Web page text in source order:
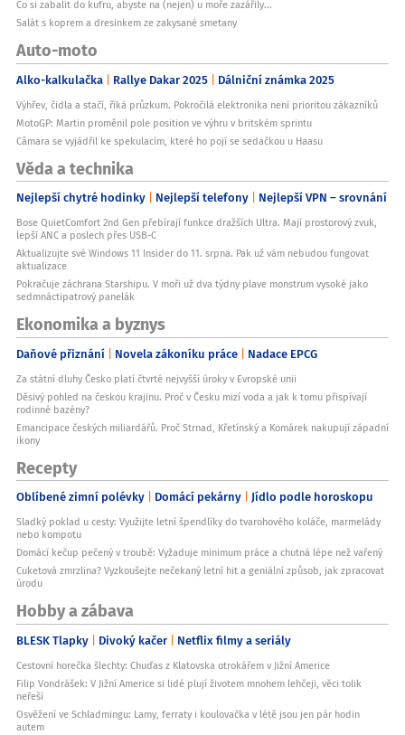
Co si zabalit do kufru, abyste na (nejen) u moře zazářily...
Salát s koprem a dresinkem ze zakysané smetany
Auto-moto
Alko-kalkulačka Rallye Dakar 2025 Dálniční známka 2025
Výhřev, čidla a stačí, říká průzkum. Pokročilá elektronika není prioritou zákazníků
MotoGP: Martin proměnil pole position ve výhru v britském sprintu
Câmara se vyjádřil ke spekulacím, které ho pojí se sedačkou u Haasu
Věda a technika
Nejlepší chytré hodinky Nejlepší telefony Nejlepší VPN – srovnání
Bose QuietComfort 2nd Gen přebírají funkce dražších Ultra. Mají prostorový zvuk,
lepší ANC a poslech přes USB-C
Aktualizujte své Windows 11 Insider do 11. srpna. Pak už vám nebudou fungovat
aktualizace
Pokračuje záchrana Starshipu. V moři už dva týdny plave monstrum vysoké jako
sedmnáctipatrový panelák
Ekonomika a byznys
Daňové přiznání Novela zákoníku práce Nadace EPCG
Za státní dluhy Česko platí čtvrté nejvyšší úroky v Evropské unii
Děsivý pohled na českou krajinu. Proč v Česku mizí voda a jak k tomu přispívají
rodinné bazény?
Emancipace českých miliardářů. Proč Strnad, Křetínský a Komárek nakupují západní
ikony
Recepty
Oblíbené zimní polévky Domácí pekárny Jídlo podle horoskopu
Sladký poklad u cesty: Využijte letní špendlíky do tvarohového koláče, marmelády
nebo kompotu
Domácí kečup pečený v troubě: Vyžaduje minimum práce a chutná lépe než vařený
Cuketová zmrzlina? Vyzkoušejte nečekaný letní hit a geniální způsob, jak zpracovat
úrodu
Hobby a zábava
BLESK Tlapky Divoký kačer Netflix filmy a seriály
Cestovní horečka šlechty: Chuďas z Klatovska otrokářem v Jižní Americe
Filip Vondrášek: V Jižní Americe si lidé plují životem mnohem lehčeji, věci tolik
neřeší
Osvěžení ve Schladmingu: Lamy, ferraty i koulovačka v létě jsou jen pár hodin
autem